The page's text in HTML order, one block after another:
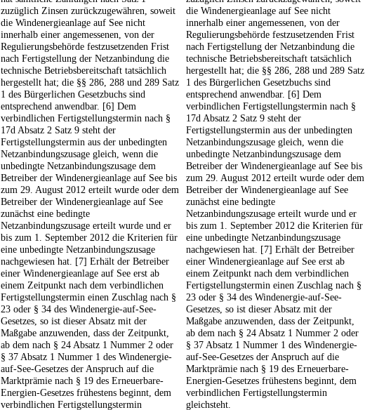
zuzüglich Zinsen zurückzugewähren, soweit
die Windenergieanlage auf See nicht
innerhalb einer angemessenen, von der
Regulierungsbehörde festzusetzenden Frist
nach Fertigstellung der Netzanbindung die
technische Betriebsbereitschaft tatsächlich
hergestellt hat; die §§ 286, 288 und 289 Satz
1 des Bürgerlichen Gesetzbuchs sind
entsprechend anwendbar. [6] Dem
verbindlichen Fertigstellungstermin nach §
17d Absatz 2 Satz 9 steht der
Fertigstellungstermin aus der unbedingten
Netzanbindungszusage gleich, wenn die
unbedingte Netzanbindungszusage dem
Betreiber der Windenergieanlage auf See bis
zum 29. August 2012 erteilt wurde oder dem
Betreiber der Windenergieanlage auf See
zunächst eine bedingte
Netzanbindungszusage erteilt wurde und er
bis zum 1. September 2012 die Kriterien für
eine unbedingte Netzanbindungszusage
nachgewiesen hat. [7] Erhält der Betreiber
einer Windenergieanlage auf See erst ab
einem Zeitpunkt nach dem verbindlichen
Fertigstellungstermin einen Zuschlag nach §
23 oder § 34 des Windenergie-auf-See-
Gesetzes, so ist dieser Absatz mit der
Maßgabe anzuwenden, dass der Zeitpunkt,
ab dem nach § 24 Absatz 1 Nummer 2 oder
§ 37 Absatz 1 Nummer 1 des Windenergie-
auf-See-Gesetzes der Anspruch auf die
Marktprämie nach § 19 des Erneuerbare-
Energien-Gesetzes frühestens beginnt, dem
verbindlichen Fertigstellungstermin
die Windenergieanlage auf See nicht
innerhalb einer angemessenen, von der
Regulierungsbehörde festzusetzenden Frist
nach Fertigstellung der Netzanbindung die
technische Betriebsbereitschaft tatsächlich
hergestellt hat; die §§ 286, 288 und 289 Satz
1 des Bürgerlichen Gesetzbuchs sind
entsprechend anwendbar. [6] Dem
verbindlichen Fertigstellungstermin nach §
17d Absatz 2 Satz 9 steht der
Fertigstellungstermin aus der unbedingten
Netzanbindungszusage gleich, wenn die
unbedingte Netzanbindungszusage dem
Betreiber der Windenergieanlage auf See bis
zum 29. August 2012 erteilt wurde oder dem
Betreiber der Windenergieanlage auf See
zunächst eine bedingte
Netzanbindungszusage erteilt wurde und er
bis zum 1. September 2012 die Kriterien für
eine unbedingte Netzanbindungszusage
nachgewiesen hat. [7] Erhält der Betreiber
einer Windenergieanlage auf See erst ab
einem Zeitpunkt nach dem verbindlichen
Fertigstellungstermin einen Zuschlag nach §
23 oder § 34 des Windenergie-auf-See-
Gesetzes, so ist dieser Absatz mit der
Maßgabe anzuwenden, dass der Zeitpunkt,
ab dem nach § 24 Absatz 1 Nummer 2 oder
§ 37 Absatz 1 Nummer 1 des Windenergie-
auf-See-Gesetzes der Anspruch auf die
Marktprämie nach § 19 des Erneuerbare-
Energien-Gesetzes frühestens beginnt, dem
verbindlichen Fertigstellungstermin
gleichsteht.